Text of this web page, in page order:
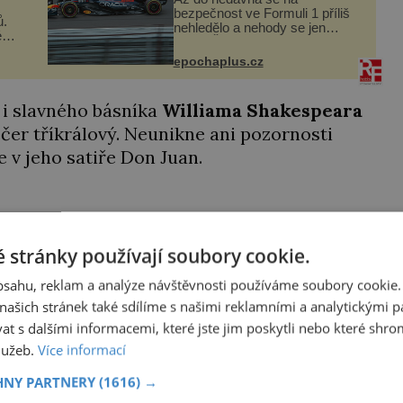
bezpečnost ve Formuli 1 příliš
nehledělo a nehody se jen
vršily. Řada pilotů to poznala na
vlastní kůži, často s trvalými
následky nebo bohužel i ztrátou
epochaplus.cz
slavného básníka Williama Shakespeara
tříkrálový. Neunikne ani pozornosti
v jeho satiře Don Juan.
stránky používají soubory cookie.
reklam a analýze návštěvnosti používáme soubory
stránek také sdílíme s našimi reklamními a analytickými
s dalšími informacemi, které jste jim poskytli nebo které
Více informací
PARTNERY (1616) →